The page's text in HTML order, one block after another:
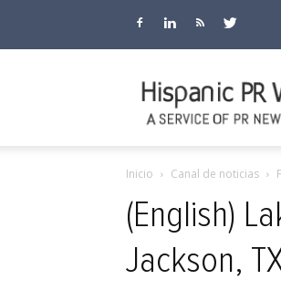
Inicio Canal de noticias
(English)
Jackson,